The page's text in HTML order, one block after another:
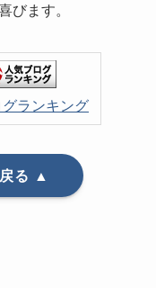
びます。
グランキング
る ▲